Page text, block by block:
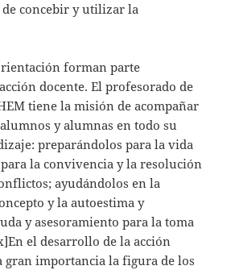
concebir y utilizar la
forman parte
docente. El profesorado de
tiene la misión de acompañar
y alumnas en todo su
preparándolos para la vida
la convivencia y la resolución
ayudándolos en la
y la autoestima y
y asesoramiento para la toma
el desarrollo de la acción
importancia la figura de los